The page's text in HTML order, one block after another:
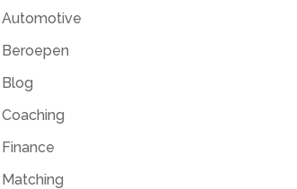
Automotive
Beroepen
Blog
Coaching
Finance
Matching